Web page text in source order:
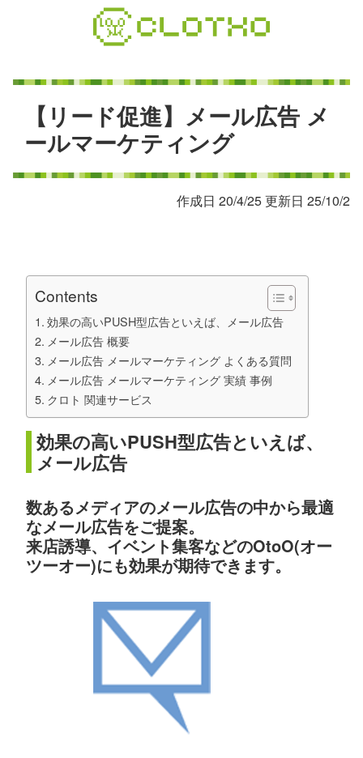
【リ ー ド促進】 メール広告 メ
ールマーケティング
作成日 20/4/25 更新日 25/10/2
Contents
効果の高いPUSH型広告といえば、メール広告
メール広告 概要
メール広告 メールマーケティング よくある質問
メール広告 メールマーケティング 実績 事例
クロト 関連サービス
効果の高いPUSH型広告といえば、
メール広告
数あるメディアのメール広告の中から最適
なメール広告をご提案。
来店誘導、イベント集客などのOtoO(オー
ツーオー)にも効果が期待できます。